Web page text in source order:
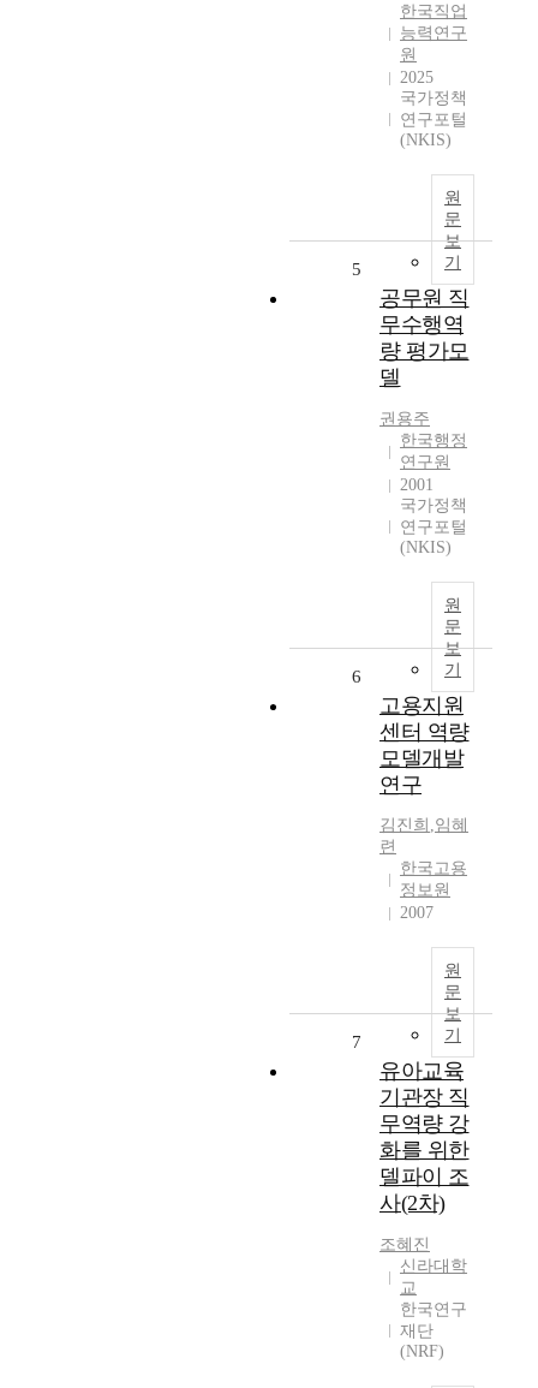
한국직업
능력연구
원
2025
국가정책
연구포털
(NKIS)
원
문
보
기
5
공무원 직
무수행역
량 평가모
델
권용주
한국행정
연구원
2001
국가정책
연구포털
(NKIS)
원
문
보
기
6
고용지원
센터 역량
모델개발
연구
김진희 ,임혜
련
한국고용
정보원
2007
원
문
보
기
7
유아교육
기관장 직
무역량 강
화를 위한
델파이 조
사(2차)
조혜진
신라대학
교
한국연구
재단
(NRF)